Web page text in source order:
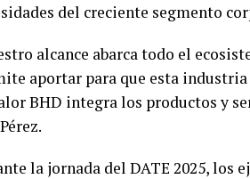
del creciente segmento
alcance abarca todo el
aportar para que esta
BHD integra los productos y
la jornada del DATE 2025, los